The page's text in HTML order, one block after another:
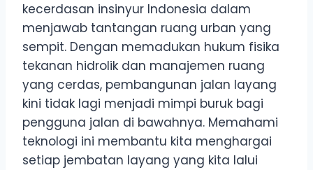
kecerdasan insinyur Indonesia dalam
menjawab tantangan ruang urban yang
sempit. Dengan memadukan hukum fisika
tekanan hidrolik dan manajemen ruang
yang cerdas, pembangunan jalan layang
kini tidak lagi menjadi mimpi buruk bagi
pengguna jalan di bawahnya. Memahami
teknologi ini membantu kita menghargai
setiap jembatan layang yang kita lalui